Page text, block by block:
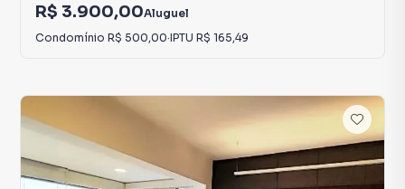
R$ 3.900,00Aluguel
Condomínio R$ 500,00·IPTU R$ 165,49